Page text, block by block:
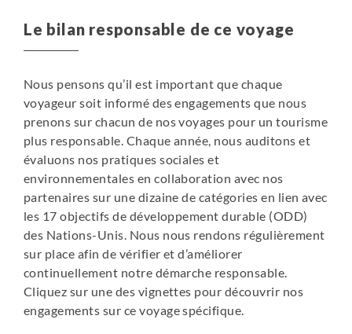
Le bilan responsable de ce voyage
Nous pensons qu’il est important que chaque
voyageur soit informé des engagements que nous
prenons sur chacun de nos voyages pour un tourisme
plus responsable. Chaque année, nous auditons et
évaluons nos pratiques sociales et
environnementales en collaboration avec nos
partenaires sur une dizaine de catégories en lien avec
les 17 objectifs de développement durable (ODD)
des Nations-Unis. Nous nous rendons régulièrement
sur place afin de vérifier et d’améliorer
continuellement notre démarche responsable.
Cliquez sur une des vignettes pour découvrir nos
engagements sur ce voyage spécifique.